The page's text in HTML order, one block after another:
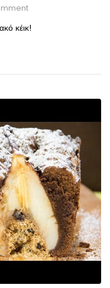
κέικ!